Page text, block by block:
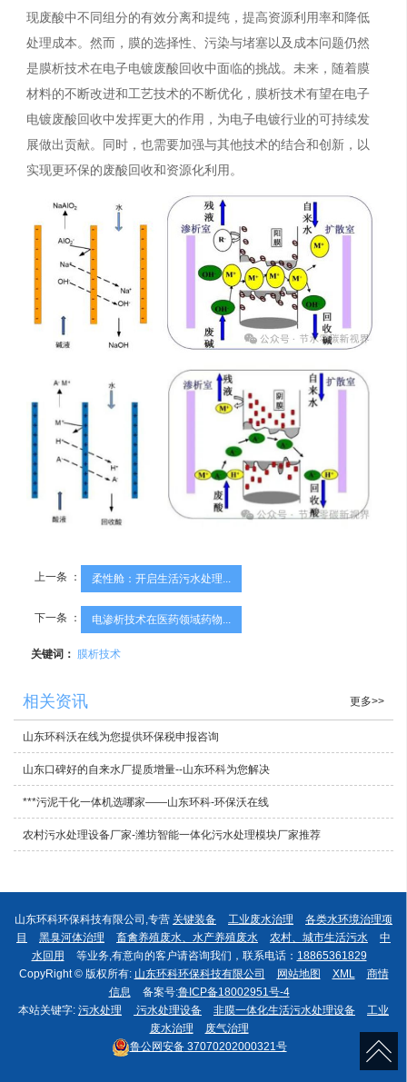
现废酸中不同组分的有效分离和提纯，提高资源利用率和降低
处理成本。然而，膜的选择性、污染与堵塞以及成本问题仍然
是膜析技术在电子电镀废酸回收中面临的挑战。未来，随着膜
材料的不断改进和工艺技术的不断优化，膜析技术有望在电子
电镀废酸回收中发挥更大的作用，为电子电镀行业的可持续发
展做出贡献。同时，也需要加强与其他技术的结合和创新，以
实现更环保的废酸回收和资源化利用。
上一条 ： 柔性舱：开启生活污水处理...
下一条 ： 电渗析技术在医药领域药物...
关键词： 膜析技术
相关资讯 更多>>
山东环科沃在线为您提供环保税申报咨询
山东口碑好的自来水厂提质增量--山东环科为您解决
***污泥干化一体机选哪家——山东环科-环保沃在线
农村污水处理设备厂家-潍坊智能一体化污水处理模块厂家推荐
山东环科环保科技有限公司,专营 关键装备 工业废水治理
各类水环境治理项
目
黑臭河体治理 畜禽养殖废水、水产养殖废水 农村、城市生活污水
中
水回用
等业务,有意向的客户请咨询我们，联系电话： 18865361829
CopyRight © 版权所有: 山东环科环保科技有限公司 网站地图 XML
商情
信息
备案号:鲁ICP备18002951号-4
本站关键字: 污水处理 污水处理设备 非膜一体化生活污水处理设备
工业
废水治理
废气治理
鲁公网安备37070202000321号